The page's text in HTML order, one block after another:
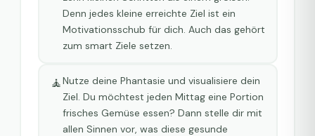
Denn jedes kleine erreichte Ziel ist ein
Motivationsschub für dich. Auch das gehört
zum smart Ziele setzen.
🧘Nutze deine Phantasie und visualisiere dein
Ziel. Du möchtest jeden Mittag eine Portion
frisches Gemüse essen? Dann stelle dir mit
allen Sinnen vor, was diese gesunde